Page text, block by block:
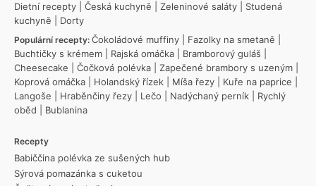
Dietní recepty
Česká kuchyně Zeleninové saláty
Studená
kuchyně
Dorty
Populární recepty: Čokoládové muffiny Fazolky na smetaně
Buchtičky s krémem
Rajská omáčka Bramborový guláš
Cheesecake
Čočková polévka Zapečené brambory s uzeným
Koprová omáčka
Holandský řízek Míša řezy Kuře na paprice
Langoše
Hraběnčiny řezy Lečo Nadýchaný perník
Rychlý
oběd
Bublanina
Recepty
Babiččina polévka ze sušených hub
Sýrová pomazánka s cuketou